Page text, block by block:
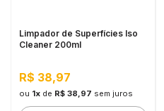
Limpador de Superfícies Iso
Cleaner 200ml
R$ 38,97
ou 1xde R$ 38,97 sem juros